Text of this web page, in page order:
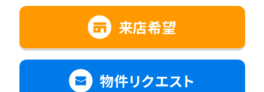
来店希望
物件リクエスト